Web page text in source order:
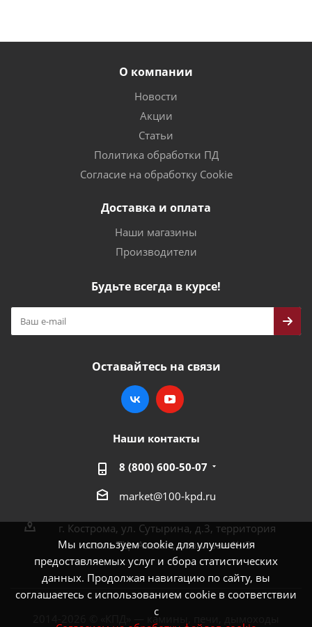
Мы используем cookie для улучшения
предоставляемых услуг и сбора статистических
данных. Продолжая навигацию по сайту, вы
соглашаетесь с использованием cookie в соответствии
с
О компании
Новости
Акции
Статьи
Политика обработки ПД
Согласие на обработку Cookie
Доставка и оплата
Наши магазины
Производители
Будьте всегда в курсе!
Оставайтесь на связи
Наши контакты
8 (800) 600-50-07
market@100-kpd.ru
г. Кострома, ул. Сутырина, д.3, территория
около ТЦ «Аксон», павильон № 3
2014-2026 © «КПД» — камины, печи, дымоходы